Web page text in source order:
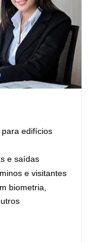
para edifícios
e saídas
e visitantes
biometria,